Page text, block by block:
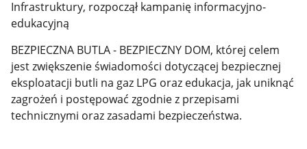
Infrastruktury, rozpoczął kampanię informacyjno-
edukacyjną
BEZPIECZNA BUTLA - BEZPIECZNY DOM, której celem
jest zwiększenie świadomości dotyczącej bezpiecznej
eksploatacji butli na gaz LPG oraz edukacja, jak uniknąć
zagrożeń i postępować zgodnie z przepisami
technicznymi oraz zasadami bezpieczeństwa.